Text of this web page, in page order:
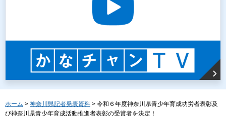
ホーム > 神奈川県記者発表資料 > 令和６年度神奈川県青少年育成功労者表彰及
び神奈川県青少年育成活動推進者表彰の受賞者を決定！